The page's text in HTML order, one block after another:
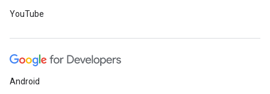
YouTube
Android